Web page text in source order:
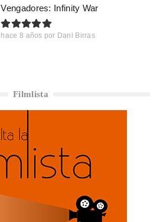
Vengadores: Infinity War
hace 8 años por Dani Birras
Filmlista